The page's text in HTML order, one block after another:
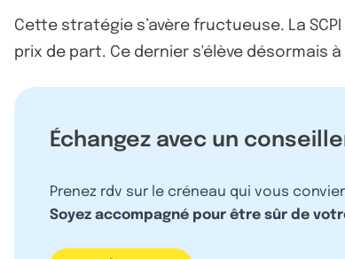
Cette stratégie s’avère fructueuse. La
prix de part. Ce dernier s'élève désormais
Échangez avec un
Prenez rdv sur le créneau qui vous
Soyez accompagné pour être sûr de